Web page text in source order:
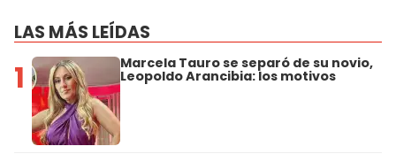
LAS MÁS LEÍDAS
1 Marcela Tauro se separó de su novio,
Leopoldo Arancibia: los motivos